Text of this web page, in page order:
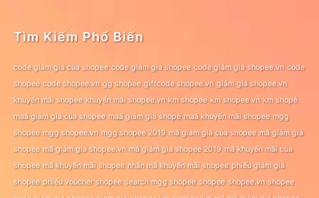
Tìm Kiếm Phổ Biến
code giảm giá của shopee code giảm giá shopee code giảm giá shopee.vn code
shopee code shopee.vn gg shopee giftcode shopee.vn giảm giá shopee.vn
khuyến mãi shopee khuyến mãi shopee.vn km shopee km shopee vn km shopê
maã giảm giá của shopee maã giảm giá shopê maã khuyến mãi shopee mgg
shopee mgg shopee.vn mgg shopee 2019 mã giảm giá của shopee mã giảm giá
shopee mã giảm giá shopee.vn mã giảm giá shopee 2019 mã khuyến mãi của
shopee mã khuyến mãi shopee nhận mã khuyến mãi shopee phiếu giảm giá
shopee phiếu voucher shopee search mgg shopee shopee shopee.vn shopee